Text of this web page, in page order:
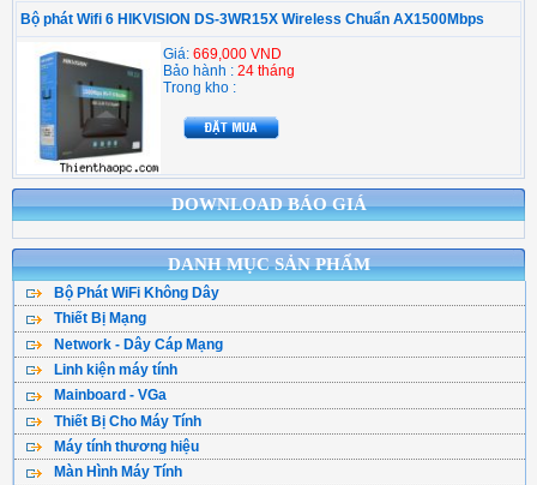
DOWNLOAD BÁO GIÁ
DANH MỤC SẢN PHẨM
Bộ Phát WiFi Không Dây
Bộ Phát WiFi TPLink
WiFi Tenda - DLink
WiFi Totolink - Hik
WiFi Mercusys
WiFi Asus
Wifi Ruijie
Thiết Bị Mạng
WiFi Mesh
WiFi Gắn Trần
Kích Sóng WiFi
WiFi Router 4G
Thu WiFi-Cạc Mạng
Network - Dây Cáp Mạng
Cáp Mạng ( Cuộn )
Cân Bằng Tải
Hạt Bấm Mạng
Patch Panel
Linh kiện máy tính
CPU - Bộ vi xử lý
Ổ Cứng SSD
HDD - Ổ đĩa cứng
Ổ cứng gắn ngoài
Mainboard - VGa
Main Asus
Main Asrock
Main Gigabyte
Thiết Bị Cho Máy Tính
Bàn Phím Máy Tính
Chuột Máy Tính
Máy tính thương hiệu
Máy Tính Dell
Màn Hình Máy Tính
Bộ phát Wifi 6 HIKVISION DS-3WR15X Wireless Chuẩn AX1500Mbps
Giá: 669,000 VND
Bảo hành : 24 tháng
Trong kho :